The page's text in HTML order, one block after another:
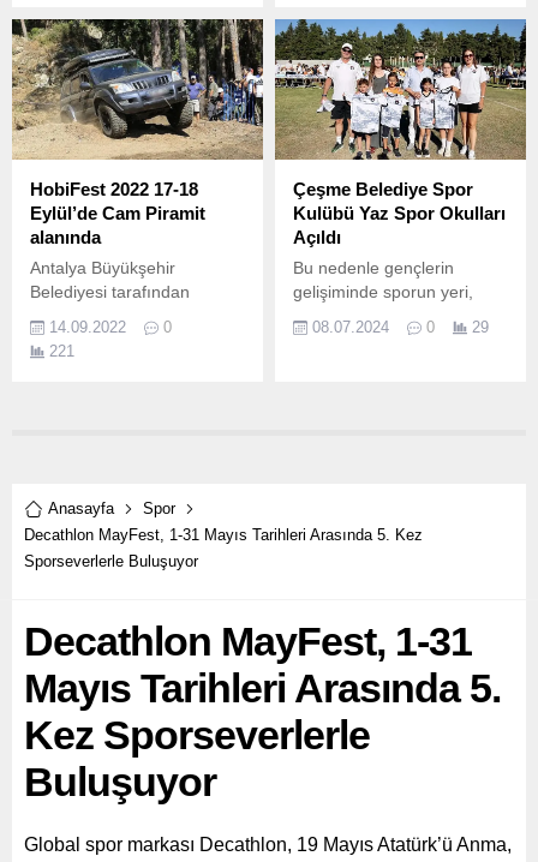
Okulları için kayıtlar başladı.
HobiFest 2022 17-18
Eylül’de Cam Piramit
alanında
Antalya Büyükşehir
Belediyesi tarafından
ve tek hobi festivali
“HobiFest 2022” için geri
14.09.2022
0
221
Çeşme Belediye Spor
Kulübü Yaz Spor Okulları
Açıldı
Bu nedenle gençlerin
gelişiminde sporun yeri,
başarılarda sporun ne
08.07.2024 0 29
Anasayfa
Spor
Decathlon MayFest, 1-31 Mayıs Tarihleri Arasında 5. Kez
Sporseverlerle Buluşuyor
Decathlon MayFest, 1-31
Mayıs Tarihleri Arasında 5.
Kez Sporseverlerle
Buluşuyor
Global spor markası Decathlon, 19 Mayıs Atatürk’ü Anma,